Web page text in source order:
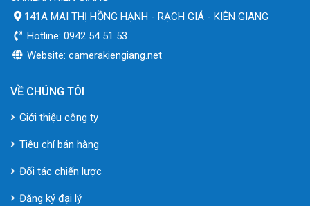
141A MAI THỊ HỒNG HẠNH - RẠCH GIÁ - KIÊN GIANG
Hotline: 0942 54 51 53
Website: camerakiengiang.net
VỀ CHÚNG TÔI
Giới thiệu công ty
Tiêu chí bán hàng
Đối tác chiến lược
Đăng ký đại lý